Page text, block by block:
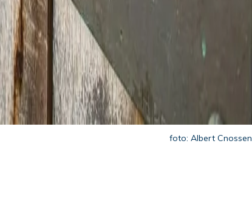
foto: Albert Cnossen